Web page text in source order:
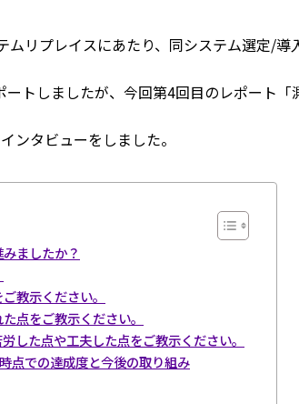
ムリプレイスにあたり、同システム選定/導
トしましたが、今回第4回目のレポート「
タビューをしました。
ましたか？
教示ください。
点をご教示ください。
した点や工夫した点をご教示ください。
点での達成度と今後の取り組み